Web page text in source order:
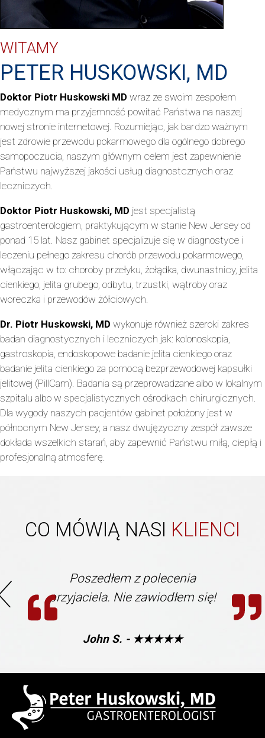
WITAMY
PETER HUSKOWSKI, MD
Doktor Piotr Huskowski MD wraz ze swoim zespołem
medycznym ma przyjemność powitać Państwa na naszej
nowej stronie internetowej. Rozumiejąc, jak bardzo ważnym
jest zdrowie przewodu pokarmowego dla ogólnego dobrego
samopoczucia, naszym głównym celem jest zapewnienie
Państwu najwyższej jakości usług diagnostcznych oraz
leczniczych.
Doktor Piotr Huskowski, MD jest specjalistą
gastroenterologiem, praktykującym w stanie New Jersey od
ponad 15 lat. Nasz gabinet specjalizuje się w diagnostyce i
leczeniu pełnego zakresu chorób przewodu pokarmowego,
włączając w to: choroby przełyku, żołądka, dwunastnicy, jelita
cienkiego, jelita grubego, odbytu, trzustki, wątroby oraz
woreczka i przewodów żółciowych.
Dr. Piotr Huskowski, MD wykonuje również szeroki zakres
badan diagnostycznych i leczniczych jak: kolonoskopia,
gastroskopia, endoskopowe badanie jelita cienkiego oraz
badanie jelita cienkiego za pomocą bezprzewodowej kapsułki
jelitowej (PillCam). Badania są przeprowadzane albo w lokalnym
szpitalu albo w specjalistycznych ośrodkach chirurgicznych.
Dla wygody naszych pacjentów gabinet położony jest w
północnym New Jersey, a nasz dwujęzyczny zespół zawsze
dokłada wszelkich starań, aby zapewnić Państwu miłą, ciepłą i
profesjonalną atmosferę.
CO MÓWIĄ NASI KLIENCI
Poszedłem z polecenia
przyjaciela. Nie zawiodłem się!
John S. - ★★★★★